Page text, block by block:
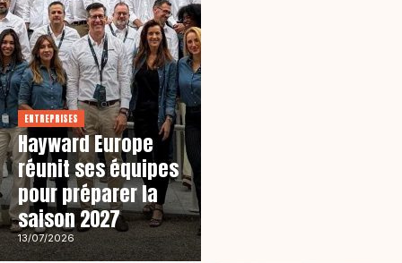
ENTREPRISES
Hayward Europe
réunit ses équipes
pour préparer la
saison 2027
13/07/2026